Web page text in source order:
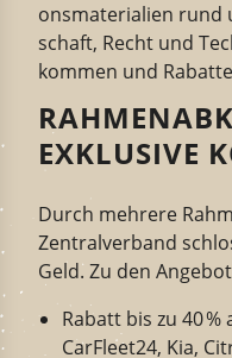
ons­ma­te­rialien rund
schaft, Recht und
kommen und Rabatte
EXKLUSIVE
Durch mehrere
Zentralverband
Geld. Zu den
Rabatt bis zu 40
CarFleet24, Kia,